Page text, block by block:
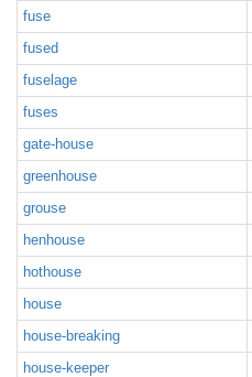
fuse
fused
fuselage
fuses
gate-house
greenhouse
grouse
henhouse
hothouse
house
house-breaking
house-keeper